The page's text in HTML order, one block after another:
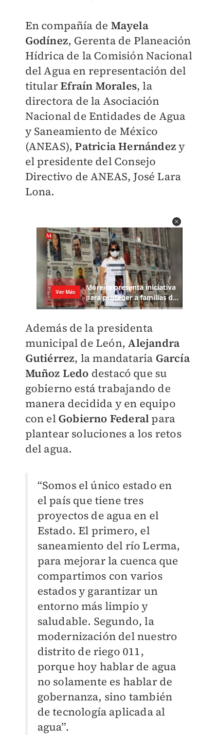
En compañía de Mayela
Godínez, Gerenta de Planeación
Hídrica de la Comisión Nacional
del Agua en representación del
titularEfraín Morales, la
directora de la Asociación
Nacional de Entidades de Agua
y Saneamiento de México
(ANEAS),Patricia Hernándezy
el presidente del Consejo
Directivo de ANEAS, José Lara
Lona.
Además de la presidenta
municipal de León,Alejandra
Gutiérrez, la mandataria García
Muñoz Ledo destacó que su
gobierno está trabajando de
manera decidida y en equipo
con el Gobierno Federal para
plantear soluciones a los retos
del agua.
“Somos el único estado en
el país que tiene tres
proyectos de agua en el
Estado. El primero, el
saneamiento del río Lerma,
para mejorar la cuenca que
compartimos con varios
estados y garantizar un
entorno más limpio y
saludable. Segundo, la
modernización del nuestro
distrito de riego 011,
porque hoy hablar de agua
no solamente es hablar de
gobernanza, sino también
de tecnología aplicada al
agua”.